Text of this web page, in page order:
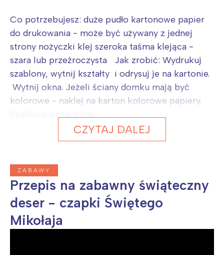
Co potrzebujesz: duże pudło kartonowe papier
do drukowania - może być używany z jednej
strony nożyczki klej szeroka taśma klejąca -
szara lub przeźroczysta Jak zrobić: Wydrukuj
szablony, wytnij kształty i odrysuj je na kartonie.
Wytnij okna. Jeżeli ściany domku mają być
kolorowe - naklej na karton kolorowe papiery.
CZYTAJ DALEJ
ZABAWY
Przepis na zabawny świąteczny
deser - czapki Świętego
Mikołaja